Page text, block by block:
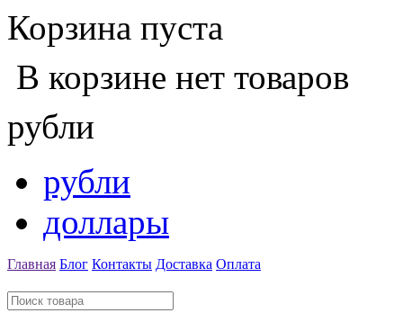
Корзина пуста
В корзине нет товаров
рубли
рубли
доллары
Главная Блог Контакты Доставка Оплата